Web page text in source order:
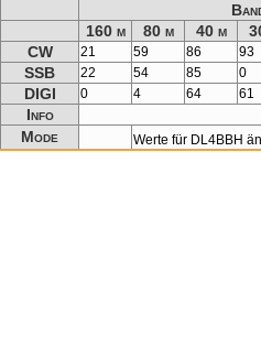
160 m
80 m 40 m
CW
21 59 86 93
SSB 22 54 85 0
DIGI 0 4 64 61
Info
Mode
Werte für DL4BBH